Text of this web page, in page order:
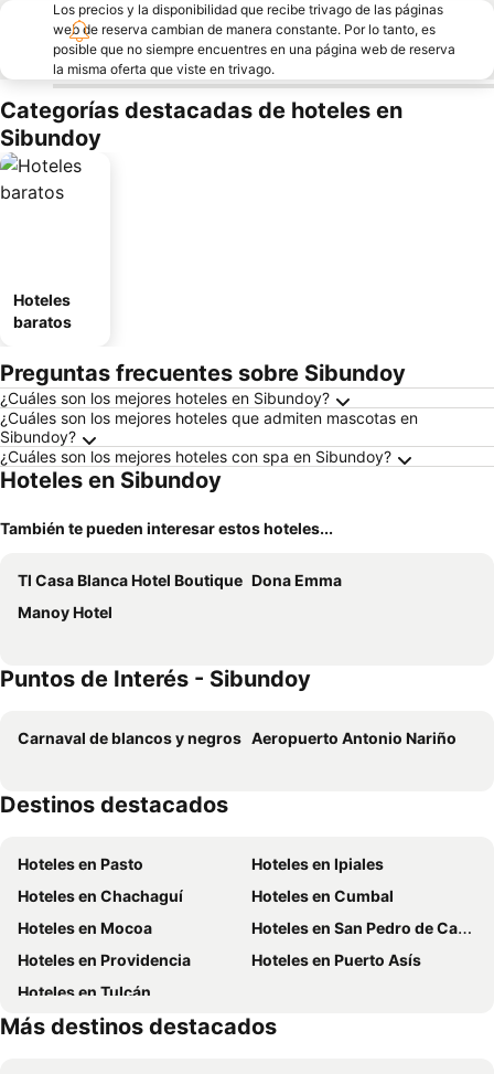
Los precios y la disponibilidad que recibe trivago de las páginas
web de reserva cambian de manera constante. Por lo tanto, es
posible que no siempre encuentres en una página web de reserva
la misma oferta que viste en trivago.
Categorías destacadas de hoteles en
Sibundoy
Hoteles
baratos
Preguntas frecuentes sobre Sibundoy
¿Cuáles son los mejores hoteles en Sibundoy?
¿Cuáles son los mejores hoteles que admiten mascotas en
Sibundoy?
¿Cuáles son los mejores hoteles con spa en Sibundoy?
Hoteles en Sibundoy
También te pueden interesar estos hoteles...
Tl Casa Blanca Hotel Boutique Dona Emma
Manoy Hotel
Puntos de Interés - Sibundoy
Carnaval de blancos y negros Aeropuerto Antonio Nariño
Destinos destacados
Hoteles en Pasto
Hoteles en Ipiales
Hoteles en Chachaguí
Hoteles en Cumbal
Hoteles en Mocoa
Hoteles en San Pedro de Cartago
Hoteles en Providencia
Hoteles en Puerto Asís
Hoteles en Tulcán
Más destinos destacados